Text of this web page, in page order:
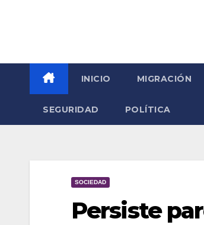
INICIO MIGRACIÓN
SEGURIDAD POLÍTICA
SOCIEDAD
Persiste